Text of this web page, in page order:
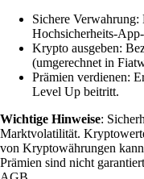
Sichere Verwahrung:
Hochsicherheits-
Krypto ausgeben:
(umgerechnet in
Prämien verdienen:
Level Up beitritt.
Wichtige Hinweise:
Marktvolatilität.
von Kryptowährungen
Prämien sind nicht